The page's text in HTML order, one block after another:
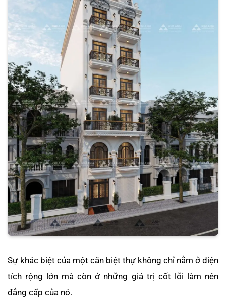
Sự khác biệt của một căn biệt thự không chỉ nằm ở diện
tích rộng lớn mà còn ở những giá trị cốt lõi làm nên
đẳng cấp của nó.